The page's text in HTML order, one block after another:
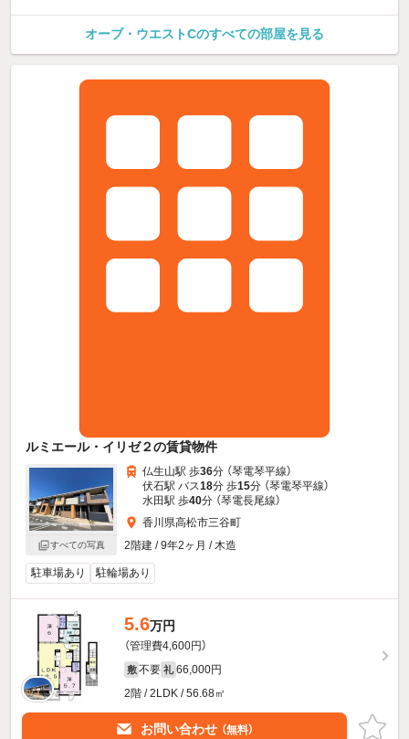
オーブ・ウエストCのすべての部屋を見る
ルミエール・イリゼ２の賃貸物件
すべての写真
仏生山駅 歩36分 （琴電琴平線）
伏石駅 バス18分 歩15分 （琴電琴平線）
水田駅 歩40分 （琴電長尾線）
香川県高松市三谷町
2階建 / 9年2ヶ月 / 木造
駐車場あり 駐輪場あり
5.6万円
（管理費4,600円）
敷 不要 礼 66,000円
2階 / 2LDK / 56.68㎡
お問い合わせ （無料）